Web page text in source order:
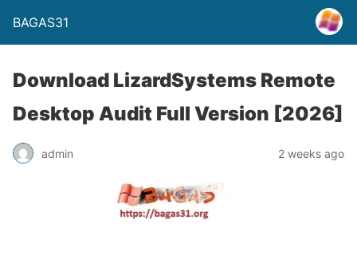
BAGAS31
Download LizardSystems Remote
Desktop Audit Full Version [2026]
admin 2 weeks ago